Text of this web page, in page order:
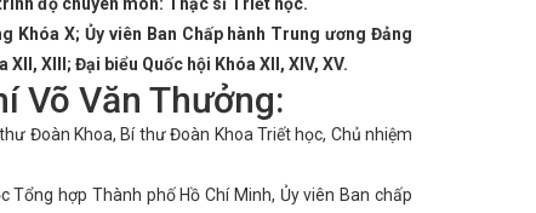
trời đầu tiên trên kênh thủy lợi của Việt
nước
Hà Tĩnh phê duyệt dự án đường Xô
đoạn 2025 - 2030 trên địa bàn tỉnh Hà Tĩnh
Tình hình sản xuất công nghiệp tháng 7 và 7
cả nước
Hà Tĩnh tăng cường hợp tác
Thành phố Hà Tĩnh một thế kỷ vươn mình khởi
An toàn khi mua bán hàng hóa trong thương
độ chuyên môn: Thạc sĩ Triết học.
Khóa X; Ủy viên Ban Chấp hành Trung ương Đảng
XIII; Đại biểu Quốc hội Khóa XII, XIV, XV.
Võ Văn Thưởng:
Đoàn Khoa, Bí thư Đoàn Khoa Triết học, Chủ nhiệm
hợp Thành phố Hồ Chí Minh, Ủy viên Ban chấp